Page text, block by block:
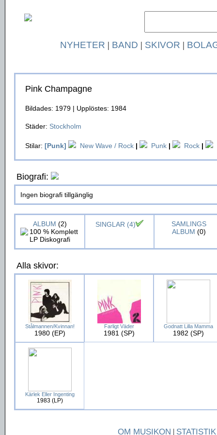
NYHETER | BAND | SKIVOR |
Pink Champagne
Bildades: 1979 | Upplöstes: 1984
Städer: Stockholm
Stilar: [Punk] New Wave / Rock | Punk | Rock |
Biografi:
Ingen biografi tillgänglig
ALBUM (2) SINGLAR (4)
SAMLINGS
ALBUM (0)
Alla skivor:
Stålmannen/Kvinnan!
1980 (EP)
Farligt Väder
1981 (SP)
Godnatt Lilla Mamma
1982 (SP)
Kärlek Eller Ingenting
1983 (LP)
OM MUSIKON | STATISTIK